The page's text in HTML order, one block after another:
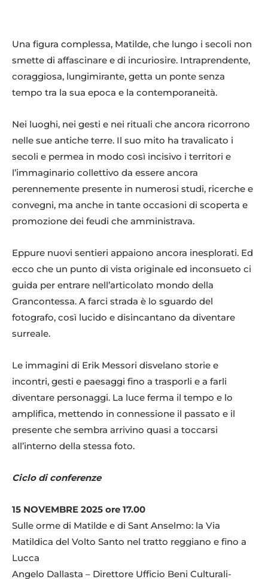
Una figura complessa, Matilde, che lungo i secoli non
smette di affascinare e di incuriosire. Intraprendente,
coraggiosa, lungimirante, getta un ponte senza
tempo tra la sua epoca e la contemporaneità.
Nei luoghi, nei gesti e nei rituali che ancora ricorrono
nelle sue antiche terre. Il suo mito ha travalicato i
secoli e permea in modo così incisivo i territori e
l’immaginario collettivo da essere ancora
perennemente presente in numerosi studi, ricerche e
convegni, ma anche in tante occasioni di scoperta e
promozione dei feudi che amministrava.
Eppure nuovi sentieri appaiono ancora inesplorati. Ed
ecco che un punto di vista originale ed inconsueto ci
guida per entrare nell’articolato mondo della
Grancontessa. A farci strada è lo sguardo del
fotografo, così lucido e disincantano da diventare
surreale.
Le immagini di Erik Messori disvelano storie e
incontri, gesti e paesaggi fino a trasporli e a farli
diventare personaggi. La luce ferma il tempo e lo
amplifica, mettendo in connessione il passato e il
presente che sembra arrivino quasi a toccarsi
all’interno della stessa foto.
Ciclo di conferenze
15 NOVEMBRE 2025 ore 17.00
Sulle orme di Matilde e di Sant Anselmo: la Via
Matildica del Volto Santo nel tratto reggiano e fino a
Lucca
Angelo Dallasta – Direttore Ufficio Beni Culturali-